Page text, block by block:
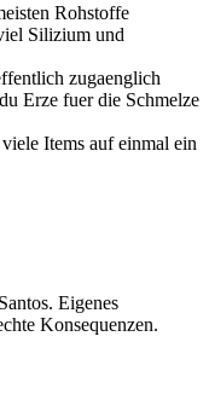
Rohstoffe
Silizium und
zugaenglich
Erze fuer die Schmelze
Items auf einmal ein
Eigenes
Konsequenzen.